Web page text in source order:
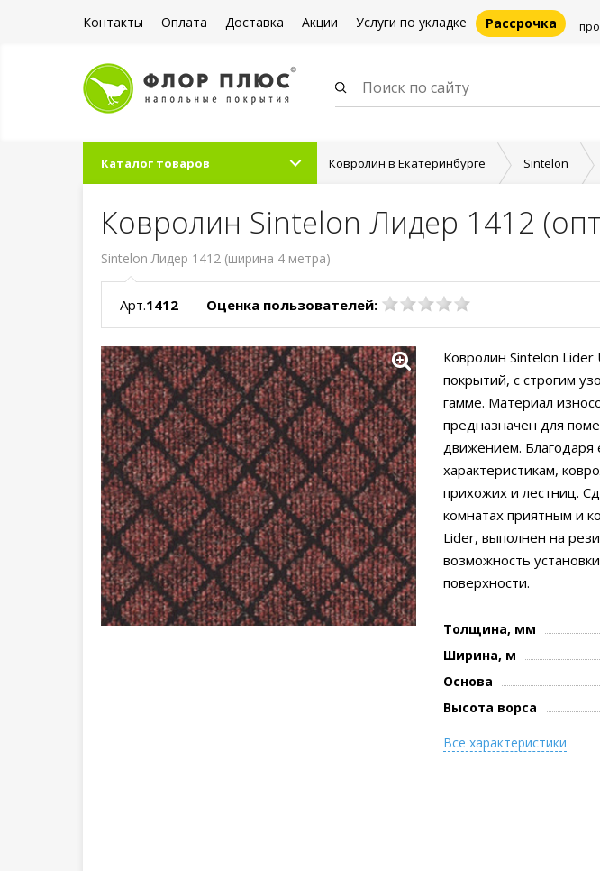
Контакты Оплата Доставка Акции Услуги по укладке Рассрочка
Каталог товаров Ковролин в Екатеринбурге Sintelon
Ковролин Sintelon Лидер 1412
Sintelon Лидер 1412 (ширина 4 метра)
Арт.1412 Оценка пользователей:
Ковролин Sintelon
покрытий, с строгим
гамме. Материал
предназначен для
движением. Благодаря
характеристикам,
прихожих и лестниц.
комнатах приятным и
Lider, выполнен на
возможность
поверхности.
Толщина, мм
Ширина, м
Основа
Высота ворса
Все характеристики